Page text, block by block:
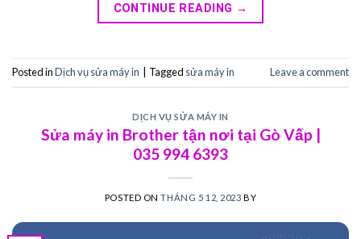
CONTINUE READING →
Posted inDịch vụ sửa máy in Tagged sửa máy in Leave a comment
DỊCH VỤ SỬA MÁY IN
Sửa máy in Brother tận nơi tại Gò Vấp |
035 994 6393
POSTED ONTHÁNG 5 12, 2023 BY